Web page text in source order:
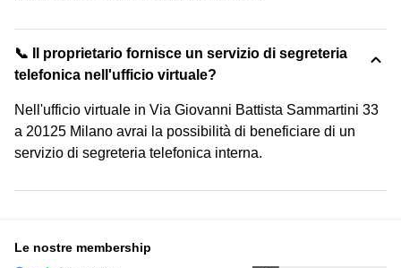
📞 Il proprietario fornisce un servizio di segreteria
telefonica nell'ufficio virtuale?
Nell'ufficio virtuale in Via Giovanni Battista Sammartini 33
a 20125 Milano avrai la possibilità di beneficiare di un
servizio di segreteria telefonica interna.
Le nostre membership